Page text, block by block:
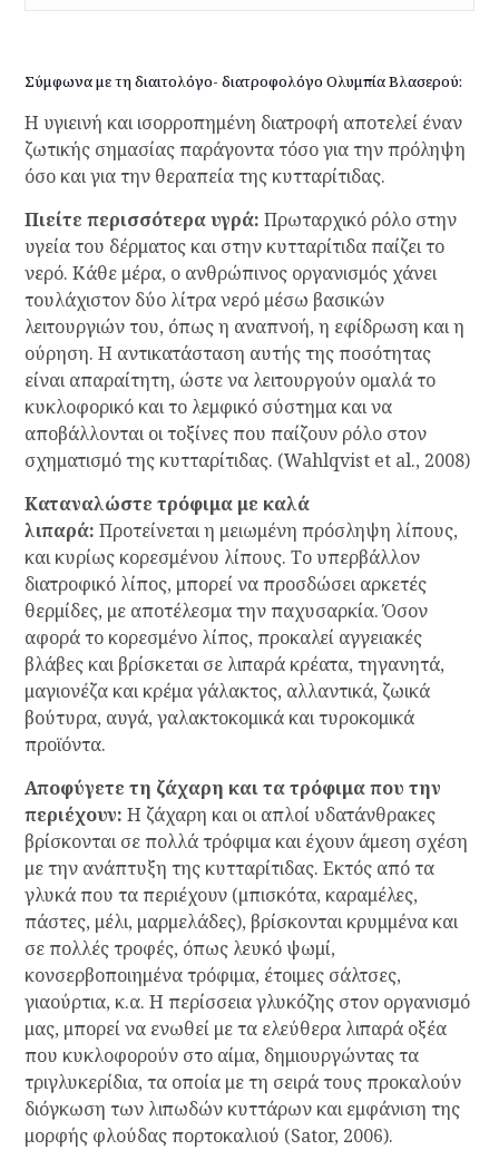
Σύμφωνα με τη διαιτολόγο- διατροφολόγο Ολυμπία Βλασερού:
Η υγιεινή και ισορροπημένη διατροφή αποτελεί έναν
ζωτικής σημασίας παράγοντα τόσο για την πρόληψη
όσο και για την θεραπεία της κυτταρίτιδας.
Πιείτε περισσότερα υγρά: Πρωταρχικό ρόλο στην
υγεία του δέρματος και στην κυτταρίτιδα παίζει το
νερό. Κάθε μέρα, ο ανθρώπινος οργανισμός χάνει
τουλάχιστον δύο λίτρα νερό μέσω βασικών
λειτουργιών του, όπως η αναπνοή, η εφίδρωση και η
ούρηση. Η αντικατάσταση αυτής της ποσότητας
είναι απαραίτητη, ώστε να λειτουργούν ομαλά το
κυκλοφορικό και το λεμφικό σύστημα και να
αποβάλλονται οι τοξίνες που παίζουν ρόλο στον
σχηματισμό της κυτταρίτιδας. (Wahlqvist et al., 2008)
Καταναλώστε τρόφιμα με καλά
λιπαρά: Προτείνεται η μειωμένη πρόσληψη λίπους,
και κυρίως κορεσμένου λίπους. Το υπερβάλλον
διατροφικό λίπος, μπορεί να προσδώσει αρκετές
θερμίδες, με αποτέλεσμα την παχυσαρκία. Όσον
αφορά το κορεσμένο λίπος, προκαλεί αγγειακές
βλάβες και βρίσκεται σε λιπαρά κρέατα, τηγανητά,
μαγιονέζα και κρέμα γάλακτος, αλλαντικά, ζωικά
βούτυρα, αυγά, γαλακτοκομικά και τυροκομικά
προϊόντα.
Αποφύγετε τη ζάχαρη και τα τρόφιμα που την
περιέχουν: Η ζάχαρη και οι απλοί υδατάνθρακες
βρίσκονται σε πολλά τρόφιμα και έχουν άμεση σχέση
με την ανάπτυξη της κυτταρίτιδας. Εκτός από τα
γλυκά που τα περιέχουν (μπισκότα, καραμέλες,
πάστες, μέλι, μαρμελάδες), βρίσκονται κρυμμένα και
σε πολλές τροφές, όπως λευκό ψωμί,
κονσερβοποιημένα τρόφιμα, έτοιμες σάλτσες,
γιαούρτια, κ.α. Η περίσσεια γλυκόζης στον οργανισμό
μας, μπορεί να ενωθεί με τα ελεύθερα λιπαρά οξέα
που κυκλοφορούν στο αίμα, δημιουργώντας τα
τριγλυκερίδια, τα οποία με τη σειρά τους προκαλούν
διόγκωση των λιπωδών κυττάρων και εμφάνιση της
μορφής φλούδας πορτοκαλιού (Sator, 2006).